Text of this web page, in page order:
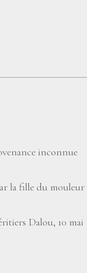
inconnue
la fille du mouleur
Dalou, 10 mai